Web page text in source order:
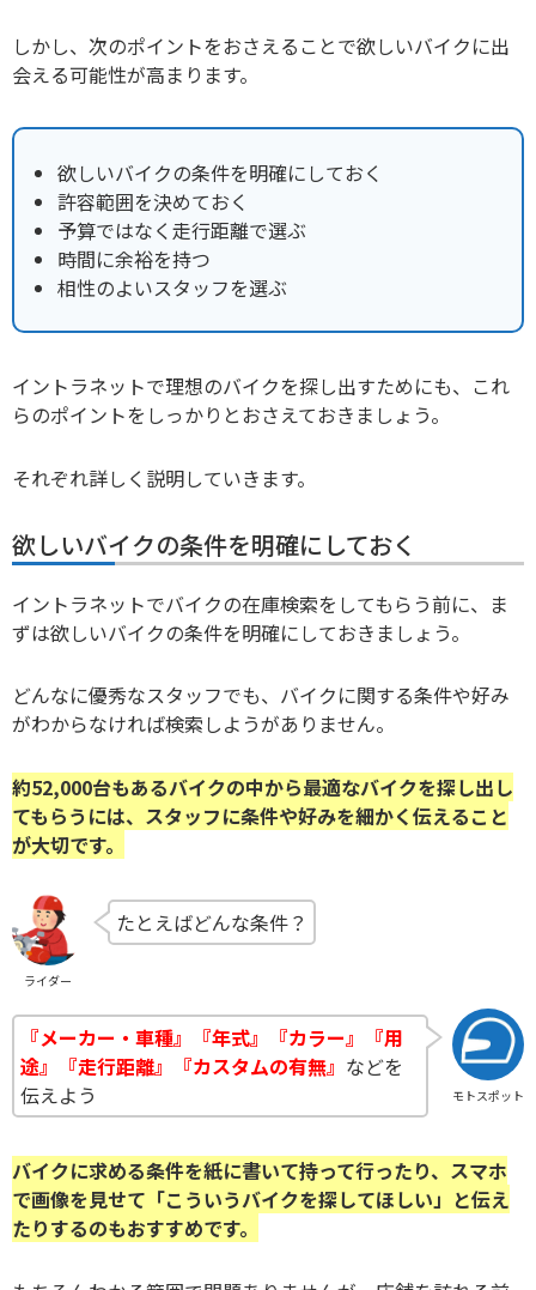
しかし、次のポイントをおさえることで欲しいバイクに出
会える可能性が高まります。
欲しいバイクの条件を明確にしておく
許容範囲を決めておく
予算ではなく走行距離で選ぶ
時間に余裕を持つ
相性のよいスタッフを選ぶ
イントラネットで理想のバイクを探し出すためにも、これ
らのポイントをしっかりとおさえておきましょう。
それぞれ詳しく説明していきます。
欲しいバイクの条件を明確にしておく
イントラネットでバイクの在庫検索をしてもらう前に、ま
ずは欲しいバイクの条件を明確にしておきましょう。
どんなに優秀なスタッフでも、バイクに関する条件や好み
がわからなければ検索しようがありません。
約52,000台もあるバイクの中から最適なバイクを探し出し
てもらうには、スタッフに条件や好みを細かく伝えること
が大切です。
ライダー
たとえばどんな条件？
モトスポット
『メーカー・車種』『年式』『カラー』『用
途』『走行距離』『カスタムの有無』 などを
伝えよう
バイクに求める条件を紙に書いて持って行ったり、スマホ
で画像を見せて「こういうバイクを探してほしい」と伝え
たりするのもおすすめです。